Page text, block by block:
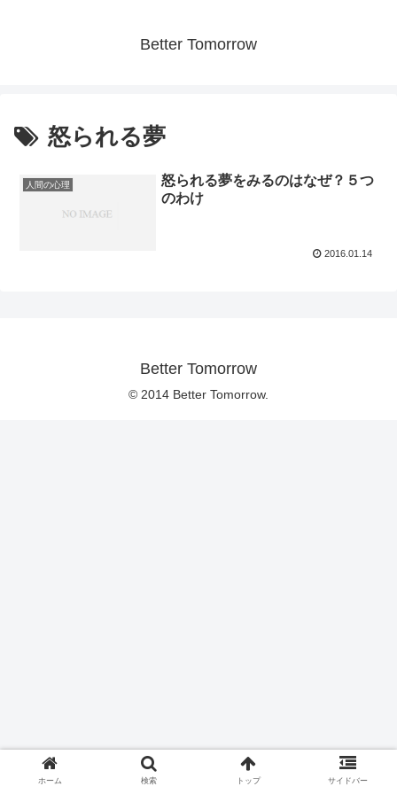
Better Tomorrow
怒られる夢
人間の心理
怒られる夢をみるのはなぜ？５つ
のわけ
2016.01.14
Better Tomorrow
© 2014 Better Tomorrow.
ホーム 検索 トップ サイドバー